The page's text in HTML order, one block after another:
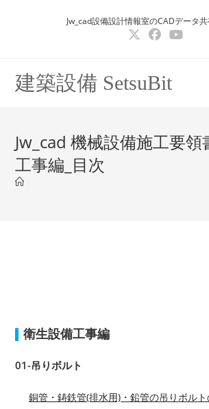
Jw_cad設備設計情報室のCADデータ
建築設備 SetsuBit
Jw_cad 機械設備施工要
工事編_目次
衛生設備工事編
01-吊りボルト
銅管・鋳鉄管(排水用)・鉛管の吊りボル